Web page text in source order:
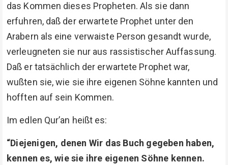
das Kommen dieses Propheten. Als sie dann
erfuhren, daß der erwartete Prophet unter den
Arabern als eine verwaiste Person gesandt wurde,
verleugneten sie nur aus rassistischer Auffassung.
Daß er tatsächlich der erwartete Prophet war,
wußten sie, wie sie ihre eigenen Söhne kannten und
hofften auf sein Kommen.
Im edlen Qur’an heißt es:
“Diejenigen, denen Wir das Buch gegeben haben,
kennen es, wie sie ihre eigenen Söhne kennen.